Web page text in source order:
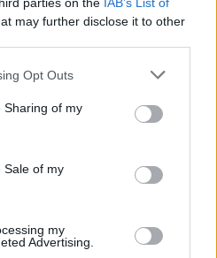
may further disclose it to other
app uses one or more Google
behaviour. You may click to
and its third-party tags to
purposes in below Google
Opt Outs
Sharing of my
Sale of my
my
Advertising.
is bevethetnek